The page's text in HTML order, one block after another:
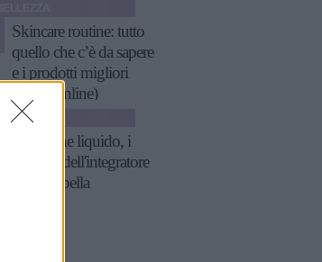
Skincare routine: tutto
quello che c’è da sapere
e i prodotti migliori
(anche online)
BELLEZZA
Collagene liquido, i
benefici dell'integratore
che ti fa bella